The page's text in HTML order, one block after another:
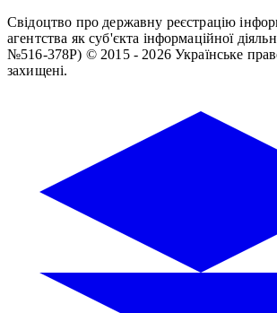
Свідоцтво про державну реєстрацію
агентства як суб'єкта інформаційної
№516-378Р) © 2015 - 2026 Українське
захищені.